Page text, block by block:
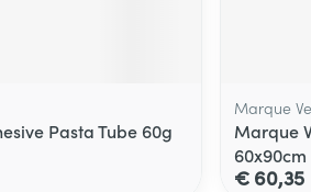
Pasta Tube 60g
Marque
Marque
60x90cm
€ 60,35